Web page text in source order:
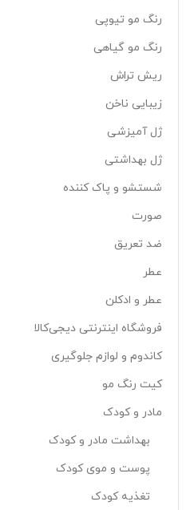
رنگ مو تیوپی
رنگ مو گیاهی
ریش تراش
زیبایی ناخن
ژل آمیزشی
ژل بهداشتی
شستشو و پاک کننده
صورت
ضد تعریق
عطر
عطر و ادکلن
فروشگاه اینترنتی دیجی‌کالا
کاندوم و لوازم جلوگیری
کیت رنگ مو
مادر و کودک
بهداشت مادر و کودک
پوست و موی کودک
تغذیه کودک